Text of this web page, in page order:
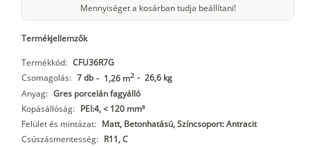
Mennyiséget a kosárban tudja beállítani!
Termékjellemzők
Termékkód: CFU36R7G
Csomagolás: 7 db - 1,26 m2 - 26,6 kg
Anyag: Gres porcelán fagyálló
Kopásállóság: PEI:4, < 120 mm³
Felület és mintázat: Matt, Betonhatású, Színcsoport: Antracit
Csúszásmentesség: R11, C